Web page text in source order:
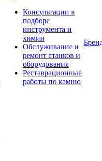
Консультации в
подборе
инструмента и
химии
Обслуживание и
ремонт станков и
оборудования
Реставрационные
работы по камню